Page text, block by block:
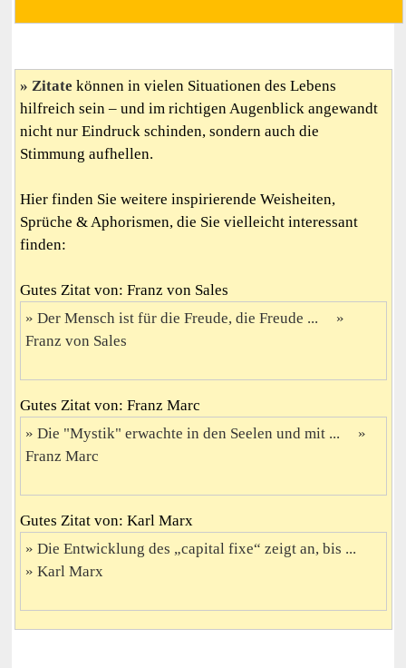
Zitate können in vielen Situationen des Lebens
hilfreich sein – und im richtigen Augenblick angewandt
nicht nur Eindruck schinden, sondern auch die
Stimmung aufhellen.
Hier finden Sie weitere inspirierende Weisheiten,
Sprüche & Aphorismen, die Sie vielleicht interessant
finden:
Gutes Zitat von: Franz von Sales
Der Mensch ist für die Freude, die Freude ...
Franz von Sales
Gutes Zitat von: Franz Marc
Die "Mystik" erwachte in den Seelen und mit ...
Franz Marc
Gutes Zitat von: Karl Marx
Die Entwicklung des „capital fixe“ zeigt an, bis ...
Karl Marx